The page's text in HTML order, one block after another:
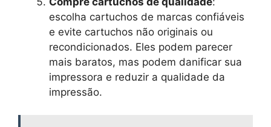
escolha cartuchos de marcas confiáveis
e evite cartuchos não originais ou
recondicionados. Eles podem parecer
mais baratos, mas podem danificar sua
impressora e reduzir a qualidade da
impressão.